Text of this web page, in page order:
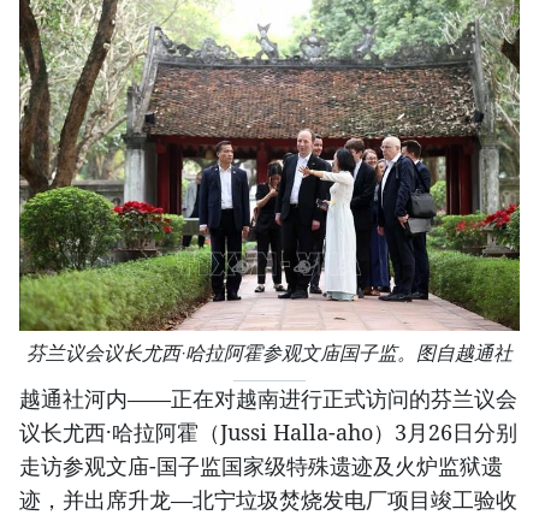
芬兰议会议长尤西·哈拉阿霍参观文庙国子监。图自越通社
越通社河内——正在对越南进行正式访问的芬兰议会
议长尤西·哈拉阿霍（Jussi Halla-aho）3月26日分别
走访参观文庙-国子监国家级特殊遗迹及火炉监狱遗
迹，并出席升龙—北宁垃圾焚烧发电厂项目竣工验收